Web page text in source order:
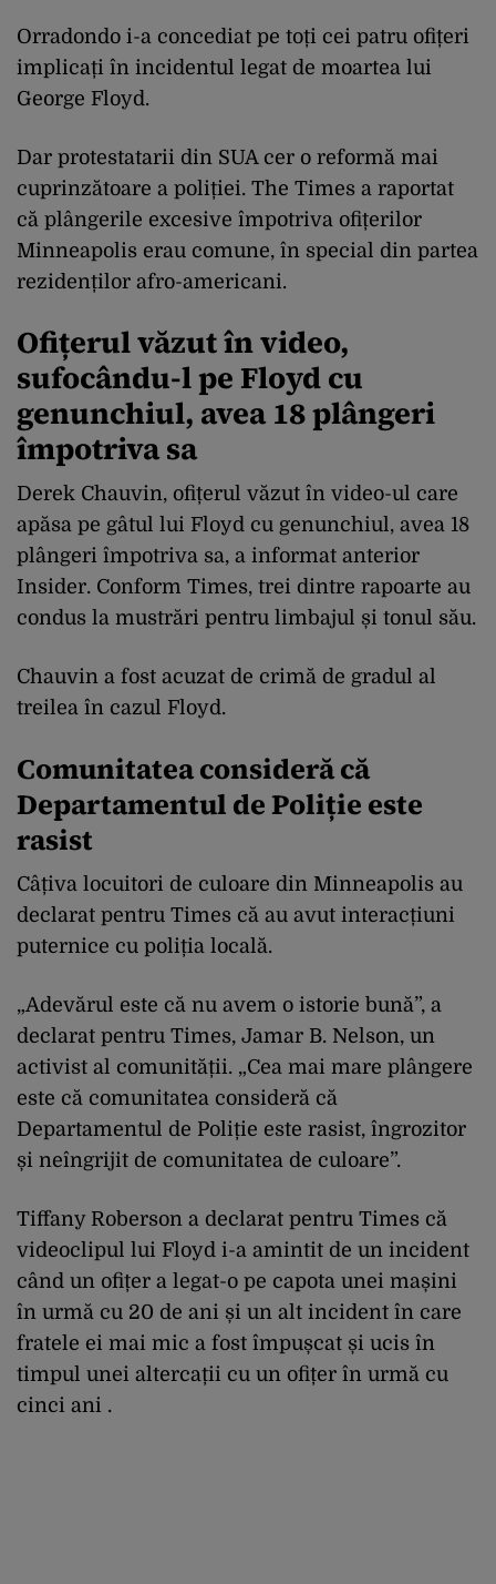
Orradondo i-a concediat pe toți cei patru ofițeri
implicați în incidentul legat de moartea lui
George Floyd.
Dar protestatarii din SUA cer o reformă mai
cuprinzătoare a poliției. The Times a raportat
că plângerile excesive împotriva ofițerilor
Minneapolis erau comune, în special din partea
rezidenților afro-americani.
Ofițerul văzut în video,
sufocându-l pe Floyd cu
genunchiul, avea 18 plângeri
împotriva sa
Derek Chauvin, ofițerul văzut în video-ul care
apăsa pe gâtul lui Floyd cu genunchiul, avea 18
plângeri împotriva sa, a informat anterior
Insider. Conform Times, trei dintre rapoarte au
condus la mustrări pentru limbajul și tonul său.
Chauvin a fost acuzat de crimă de gradul al
treilea în cazul Floyd.
Comunitatea consideră că
Departamentul de Poliție este
rasist
Câțiva locuitori de culoare din Minneapolis au
declarat pentru Times că au avut interacțiuni
puternice cu poliția locală.
„Adevărul este că nu avem o istorie bună”, a
declarat pentru Times, Jamar B. Nelson, un
activist al comunității. „Cea mai mare plângere
este că comunitatea consideră că
Departamentul de Poliție este rasist, îngrozitor
și neîngrijit de comunitatea de culoare”.
Tiffany Roberson a declarat pentru Times că
videoclipul lui Floyd i-a amintit de un incident
când un ofițer a legat-o pe capota unei mașini
în urmă cu 20 de ani și un alt incident în care
fratele ei mai mic a fost împușcat și ucis în
timpul unei altercații cu un ofițer în urmă cu
cinci ani .